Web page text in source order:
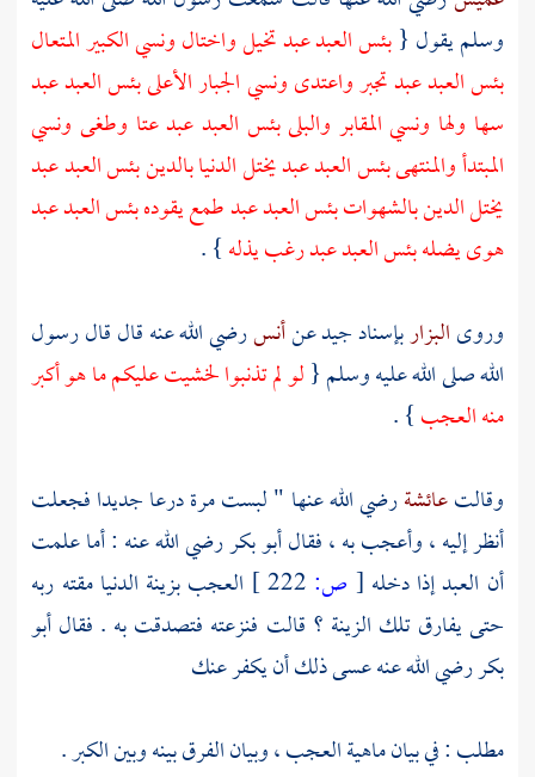
وسلم يقول {بئس العبد عبد تخيل واختال ونسي الكبير المتعال
بئس العبد عبد تجبر واعتدى ونسي الجبار الأعلى بئس العبد عبد
سها ولها ونسي المقابر والبلى بئس العبد عبد عتا وطغى ونسي
المبتدأ والمنتهى بئس العبد عبد يختل الدنيا بالدين بئس العبد عبد
يختل الدين بالشهوات بئس العبد عبد طمع يقوده بئس العبد عبد
هوى يضله بئس العبد عبد رغب يذله} .
وروىالبزاربإسناد جيد عنأنسرضي الله عنه قال قال رسول
الله صلى الله عليه وسلم {لو لم تذنبوا لخشيت عليكم ما هو أكبر
منه العجب} .
وقالتعائشةرضي الله عنها " لبست مرة درعا جديدا فجعلت
أنظر إليه ، وأعجب به ، فقالأبو بكررضي الله عنه : أما علمت
أن العبد إذا دخله [ ص:
العجب بزينة الدنيا مقته ربه
حتى يفارق تلك الزينة ؟ قالت فنزعته فتصدقت به . فقالأبو
بكررضي الله عنه عسى ذلك أن يكفر عنك
مطلب : في بيان ماهية العجب ، وبيان الفرق بينه وبين الكبر .